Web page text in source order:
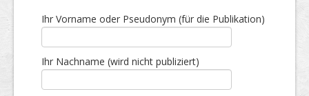
Ihr Vorname oder Pseudonym (für die Publikation)
Ihr Nachname (wird nicht publiziert)